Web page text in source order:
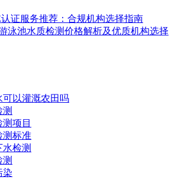
认证服务推荐：合规机构选择指南
泳池水质检测价格解析及优质机构选择
可以灌溉农田吗
项目
测标准
检测
染